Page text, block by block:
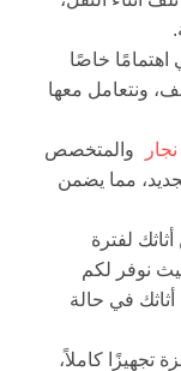
اهتمامًا خاصًا
ونتعامل معها
والمتخصص
مما يضمن
لفترة
نوفر لكم
في حالة
تجهيزًا كاملاً،